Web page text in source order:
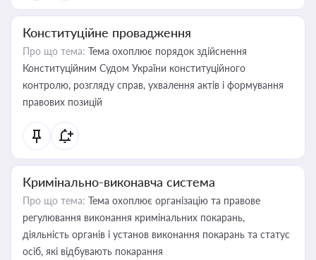
Конституційне провадження
Про що тема: Тема охоплює порядок здійснення
Конституційним Судом України конституційного
контролю, розгляду справ, ухвалення актів і формування
правових позицій
Кримінально-виконавча система
Про що тема: Тема охоплює організацію та правове
регулювання виконання кримінальних покарань,
діяльність органів і установ виконання покарань та статус
осіб, які відбувають покарання